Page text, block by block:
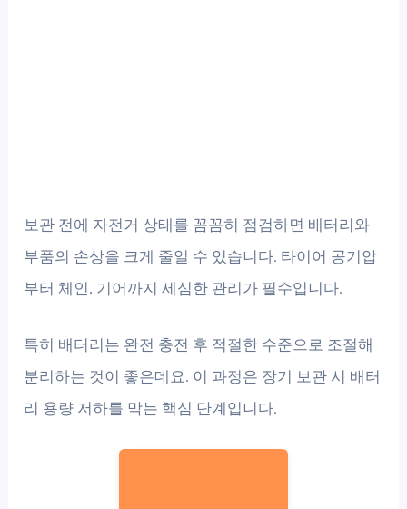
보관 전에 자전거 상태를 꼼꼼히 점검하면 배터리와
부품의 손상을 크게 줄일 수 있습니다. 타이어 공기압
부터 체인, 기어까지 세심한 관리가 필수입니다.
특히 배터리는 완전 충전 후 적절한 수준으로 조절해
분리하는 것이 좋은데요. 이 과정은 장기 보관 시 배터
리 용량 저하를 막는 핵심 단계입니다.